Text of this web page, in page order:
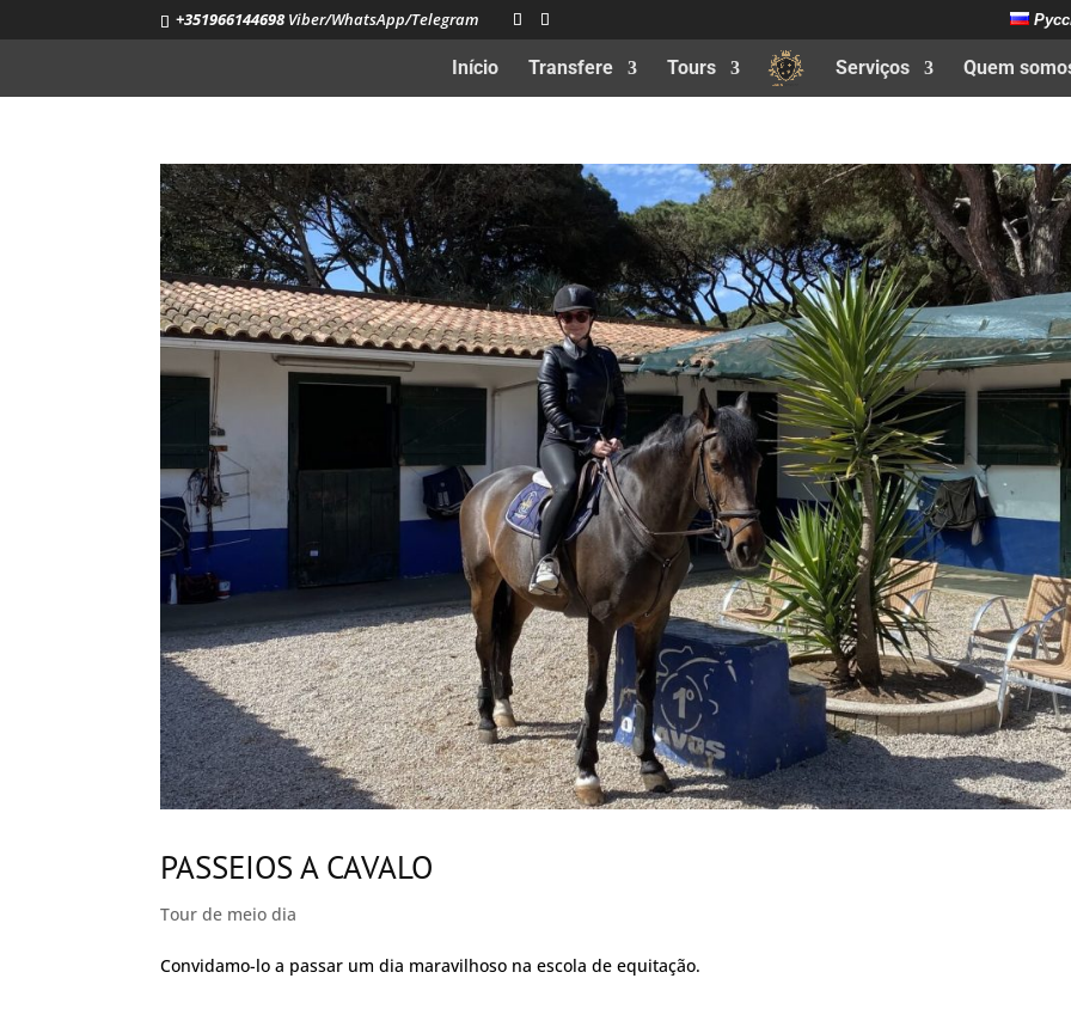
+351966144698 Viber/WhatsApp/Telegram
Início Transfere Tours Serviços Quem
PASSEIOS A CAVALO
Tour de meio dia
Convidamo-lo a passar um dia maravilhoso na escola de equitação.